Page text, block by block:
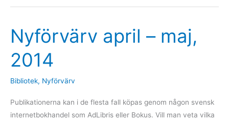
Nyförvärv april – maj,
2014
Bibliotek, Nyförvärv
Publikationerna kan i de flesta fall köpas genom någon svensk
internetbokhandel som AdLibris eller Bokus. Vill man veta vilka
Nyförvärv
april
–
maj,
2014